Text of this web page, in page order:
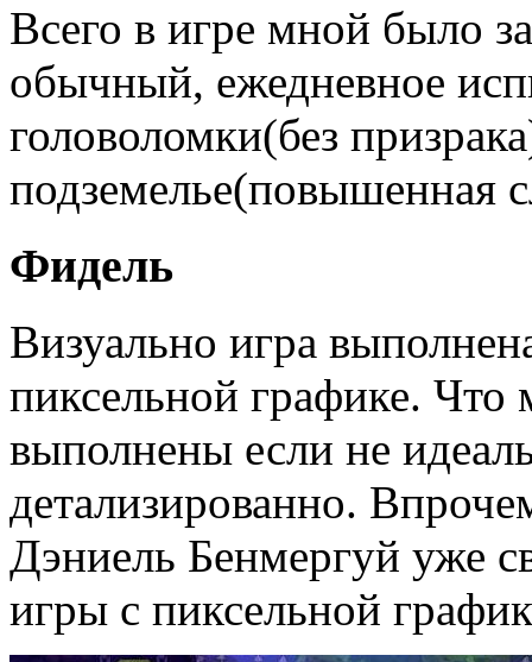
Всего в игре мной было
обычный, ежедневное
головоломки(без
подземелье(повышенная
Фидель
Визуально игра
пиксельной графике. Что
выполнены если не
детализированно.
Дэниель Бенмергуй уже
игры с пиксельной